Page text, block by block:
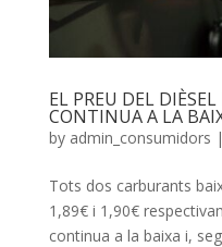
EL PREU DEL
CONTINUA A LA
by admin_consumidors |
Tots dos carburants
1,89€ i 1,90€
continua a la baixa i,